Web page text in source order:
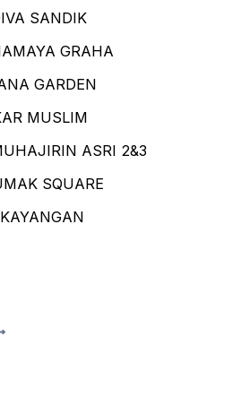
SANDIK
GRAHA
GARDEN
MUSLIM
ASRI 2&3
SQUARE